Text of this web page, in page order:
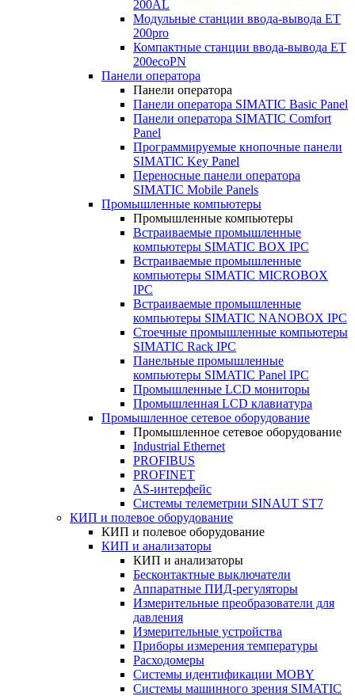
200AL
Модульные станции ввода-вывода ET
200pro
Компактные станции ввода-вывода ET
200ecoPN
Панели оператора
Панели оператора
Панели оператора SIMATIC Basic Panel
Панели оператора SIMATIC Comfort
Panel
Программируемые кнопочные панели
SIMATIC Key Panel
Переносные панели оператора
SIMATIC Mobile Panels
Промышленные компьютеры
Промышленные компьютеры
Встраиваемые промышленные
компьютеры SIMATIC BOX IPC
Встраиваемые промышленные
компьютеры SIMATIC MICROBOX
IPC
Встраиваемые промышленные
компьютеры SIMATIC NANOBOX IPC
Стоечные промышленные компьютеры
SIMATIC Rack IPC
Панельные промышленные
компьютеры SIMATIC Panel IPC
Промышленные LCD мониторы
Промышленная LCD клавиатура
Промышленное сетевое оборудование
Промышленное сетевое оборудование
Industrial Ethernet
PROFIBUS
PROFINET
AS-интерфейс
Системы телеметрии SINAUT ST7
КИП и полевое оборудование
КИП и полевое оборудование
КИП и анализаторы
КИП и анализаторы
Бесконтактные выключатели
Аппаратные ПИД-регуляторы
Измерительные преобразователи для
давления
Измерительные устройства
Приборы измерения температуры
Расходомеры
Системы идентификации MOBY
Системы машинного зрения SIMATIC